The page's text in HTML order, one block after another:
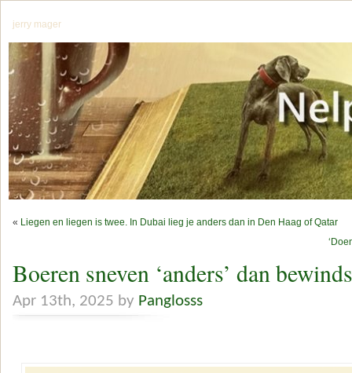
jerry mager
« Liegen en liegen is twee. In Dubai lieg je anders dan in Den Haag of Qatar
Boeren sneven ‘anders’ dan
Apr 13th, 2025 by Panglosss